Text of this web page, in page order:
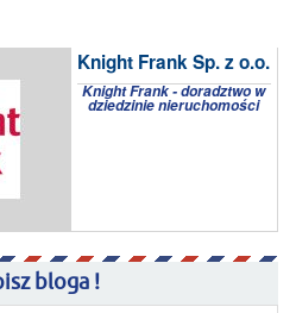
Knight Frank Sp. z o.o.
Knight Frank - doradztwo w
dziedzinie nieruchomości
bloga !